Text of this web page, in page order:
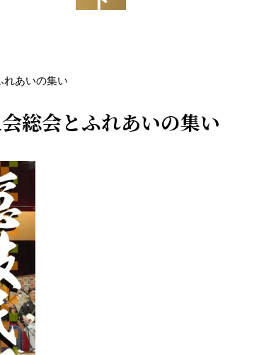
れあいの集い
総会とふれあいの集い